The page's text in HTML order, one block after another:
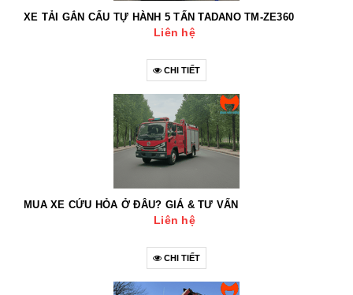
XE TẢI GẮN CẨU TỰ HÀNH 5 TẤN TADANO TM-ZE360
Liên hệ
CHI TIẾT
MUA XE CỨU HỎA Ở ĐÂU? GIÁ & TƯ VẤN
Liên hệ
CHI TIẾT